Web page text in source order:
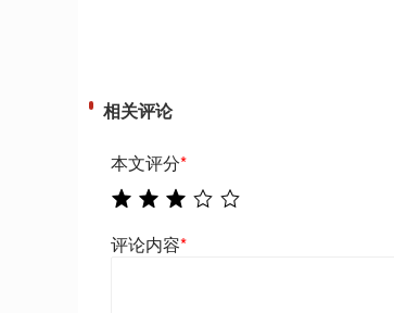
相关评论
本文评分*
评论内容*